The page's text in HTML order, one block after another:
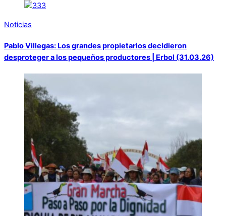
Noticias
Pablo Villegas: Los grandes propietarios decidieron
desproteger a los pequeños productores | Erbol (31.03.26)